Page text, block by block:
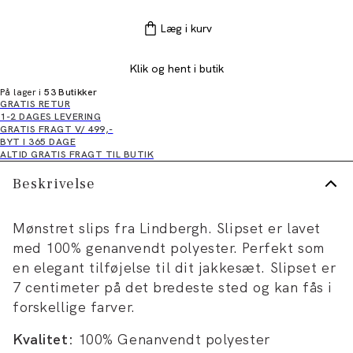
Læg i kurv
Klik og hent i butik
På lager i 53 Butikker
GRATIS RETUR
1-2 DAGES LEVERING
GRATIS FRAGT V/ 499,-
BYT I 365 DAGE
ALTID GRATIS FRAGT TIL BUTIK
Beskrivelse
Mønstret slips fra Lindbergh. Slipset er lavet
med 100% genanvendt polyester. Perfekt som
en elegant tilføjelse til dit jakkesæt. Slipset er
7 centimeter på det bredeste sted og kan fås i
forskellige farver.
Kvalitet: 100% Genanvendt polyester